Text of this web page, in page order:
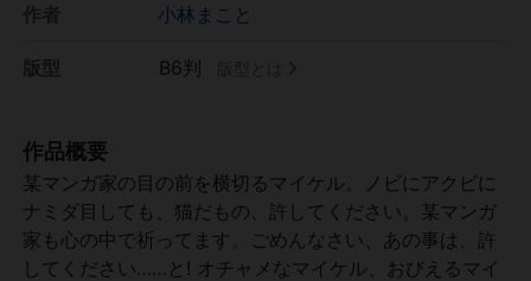
小林まこと
B6判
作品概要
某マンガ家の目の前を横切るマイケル。ノビにアクビに
ナミダ目しても、猫だもの、許してください。某マンガ
家も心の中で祈ってます。ごめんなさい、あの事は、許
してください……と! オチャメなマイケル、おびえるマイ